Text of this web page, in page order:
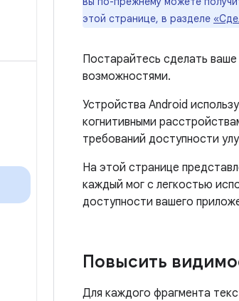
этой странице, в разделе
Постарайтесь сделать
возможностями.
Устройства Android
когнитивными
требований доступности
На этой странице
каждый мог с легкостью
доступности вашего
Повысить
Для каждого фрагмента